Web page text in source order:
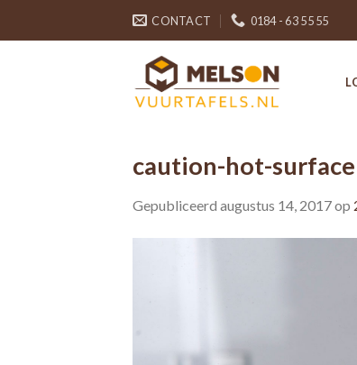
CONTACT 0184 - 63 55 55
caution-hot-surface
Gepubliceerd augustus 14, 2017op